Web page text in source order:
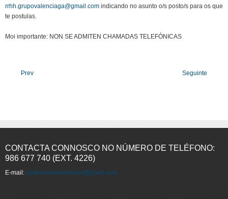
rrhh.grupovalenciaga@gmail.com indicando no asunto o/s posto/s para os que
te postulas.
Moi importante: NON SE ADMITEN CHAMADAS TELEFÓNICAS
Prev Seguinte
CONTACTA CONNOSCO NO NÚMERO DE TELÉFONO:
986 677 740 (EXT. 4226)
E-mail: aedlconcelloestrada@gmail.com